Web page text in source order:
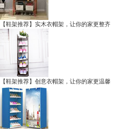
【鞋架推荐】实木衣帽架，让你的家更整齐
【鞋架推荐】创意衣帽架，让你的家更温馨